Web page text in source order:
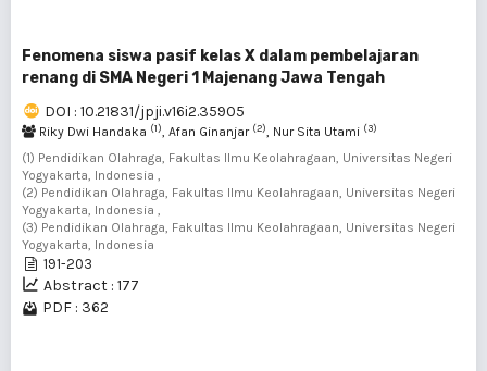
Fenomena siswa pasif kelas X dalam pembelajaran
renang di SMA Negeri 1 Majenang Jawa Tengah
DOI : 10.21831/jpji.v16i2.35905
Riky Dwi Handaka (1), Afan Ginanjar (2), Nur Sita Utami (3)
(1) Pendidikan Olahraga, Fakultas Ilmu Keolahragaan, Universitas Negeri
Yogyakarta, Indonesia ,
(2) Pendidikan Olahraga, Fakultas Ilmu Keolahragaan, Universitas Negeri
Yogyakarta, Indonesia ,
(3) Pendidikan Olahraga, Fakultas Ilmu Keolahragaan, Universitas Negeri
Yogyakarta, Indonesia
191-203
Abstract : 177
PDF : 362